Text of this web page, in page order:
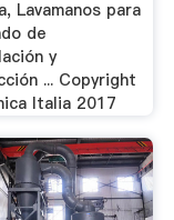
Lavamanos para
de
y
... Copyright
Italia 2017